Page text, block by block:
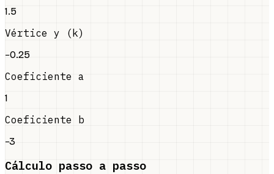
1.5
Vértice y (k)
−0.25
Coeficiente a
1
Coeficiente b
−3
Cálculo passo a passo